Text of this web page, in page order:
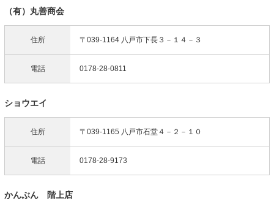
（有）丸善商会
住所 〒039-1164 八戸市下長３－１４－３
電話 0178-28-0811
ショウエイ
住所 〒039-1165 八戸市石堂４－２－１０
電話 0178-28-9173
かんぶん 階上店